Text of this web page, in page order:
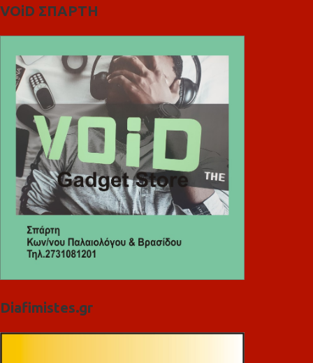
VOiD ΣΠΑΡΤΗ
Diafimistes.gr